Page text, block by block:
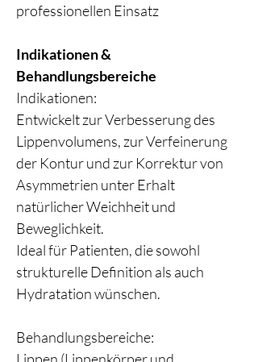
professionellen Einsatz
Indikationen &
Behandlungsbereiche
Indikationen:
Entwickelt zur Verbesserung des
Lippenvolumens, zur Verfeinerung
der Kontur und zur Korrektur von
Asymmetrien unter Erhalt
natürlicher Weichheit und
Beweglichkeit.
Ideal für Patienten, die sowohl
strukturelle Definition als auch
Hydratation wünschen.
Behandlungsbereiche: